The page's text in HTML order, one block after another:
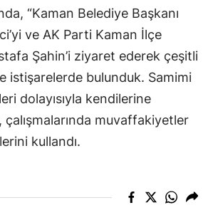
“Kaman Belediye Başkanı
ve AK Parti Kaman İlçe
Şahin’i ziyaret ederek çeşitli
istişarelerde bulunduk. Samimi
dolayısıyla kendilerine
muvaffakiyetler
kullandı.